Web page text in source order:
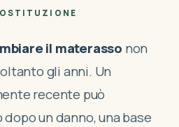
il materasso non
gli anni. Un
recente può
un danno, una base